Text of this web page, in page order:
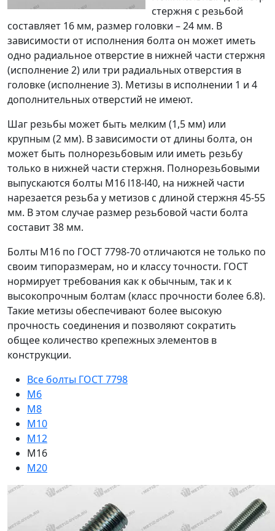
стержня с резьбой
составляет 16 мм, размер головки – 24 мм. В
зависимости от исполнения болта он может иметь
одно радиальное отверстие в нижней части стержня
(исполнение 2) или три радиальных отверстия в
головке (исполнение 3). Метизы в исполнении 1 и 4
дополнительных отверстий не имеют.
Шаг резьбы может быть мелким (1,5 мм) или
крупным (2 мм). В зависимости от длины болта, он
может быть полнорезьбовым или иметь резьбу
только в нижней части стержня. Полнорезьбовыми
выпускаются болты М16 l18-l40, на нижней части
нарезается резьба у метизов с длиной стержня 45-55
мм. В этом случае размер резьбовой части болта
составит 38 мм.
Болты М16 по ГОСТ 7798-70 отличаются не только по
своим типоразмерам, но и классу точности. ГОСТ
нормирует требования как к обычным, так и к
высокопрочным болтам (класс прочности более 6.8).
Такие метизы обеспечивают более высокую
прочность соединения и позволяют сократить
общее количество крепежных элементов в
конструкции.
Все болты ГОСТ 7798
М6
М8
М10
М12
М16
М20